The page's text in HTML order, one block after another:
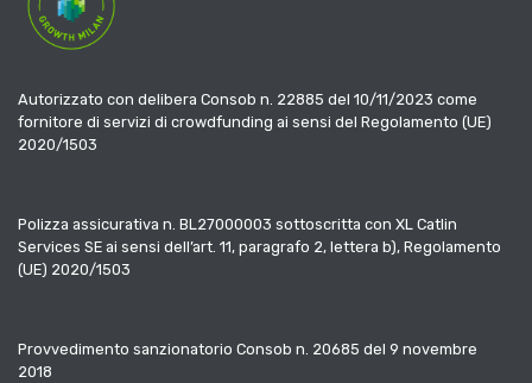
Autorizzato con delibera Consob n. 22885 del 10/11/2023 come
fornitore di servizi di crowdfunding ai sensi del Regolamento (UE)
2020/1503
Polizza assicurativa n. BL27000003 sottoscritta con XL Catlin
Services SE ai sensi dell’art. 11, paragrafo 2, lettera b), Regolamento
(UE) 2020/1503
Provvedimento sanzionatorio Consob n. 20685 del 9 novembre
2018